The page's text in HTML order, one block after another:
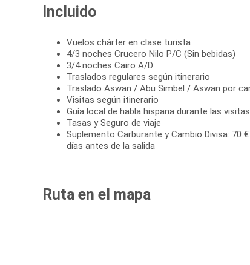
Incluido
Vuelos chárter en clase turista
4/3 noches Crucero Nilo P/C (Sin bebidas)
3/4 noches Cairo A/D
Traslados regulares según itinerario
Traslado Aswan / Abu Simbel / Aswan por
Visitas según itinerario
Guía local de habla hispana durante las visitas
Tasas y Seguro de viaje
Suplemento Carburante y Cambio Divisa: 70
días antes de la salida
Ruta en el mapa